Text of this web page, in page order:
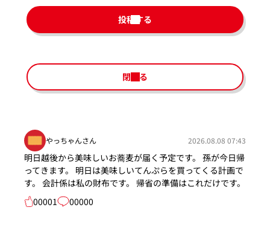
投稿する
閉じる
やっちゃんさん 2026.08.08 07:43
明日越後から美味しいお蕎麦が届く予定です。 孫が今日帰
ってきます。 明日は美味しいてんぷらを買ってくる計画で
す。 会計係は私の財布です。 帰省の準備はこれだけです。
00001
00000